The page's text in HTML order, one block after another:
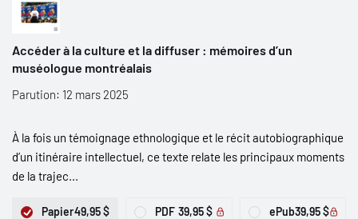
Accéder à la culture et la diffuser : mémoires d’un
muséologue montréalais
Parution: 12 mars 2025
À la fois un témoignage ethnologique et le récit autobiographique
d’un itinéraire intellectuel, ce texte relate les principaux moments
de la trajec...
Papier49,95 $ PDF 39,95 $ ePub39,95 $